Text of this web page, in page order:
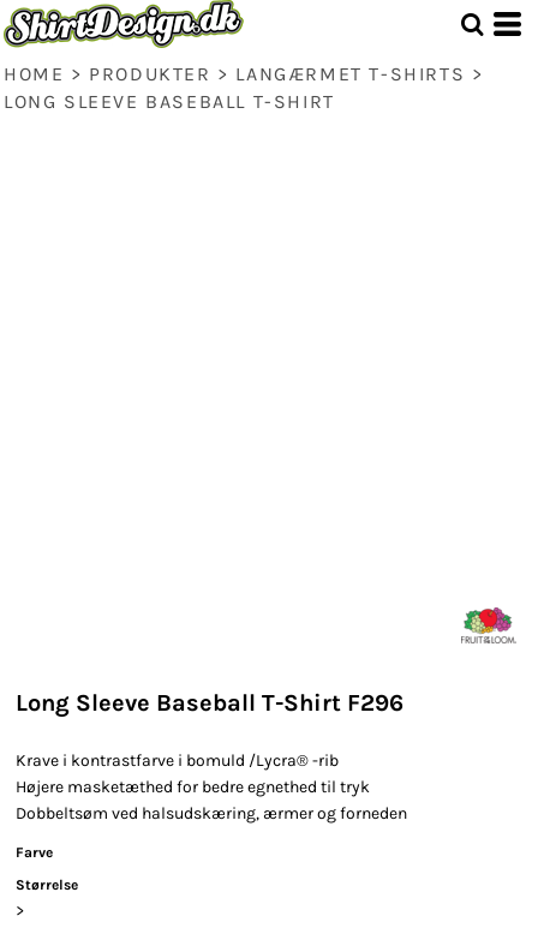
HOME > PRODUKTER > LANGÆRMET T-SHIRTS >
LONG SLEEVE BASEBALL T-SHIRT
Long Sleeve Baseball T-Shirt F296
Krave i kontrastfarve i bomuld /Lycra® -rib
Højere masketæthed for bedre egnethed til tryk
Dobbeltsøm ved halsudskæring, ærmer og forneden
Farve
Størrelse
>